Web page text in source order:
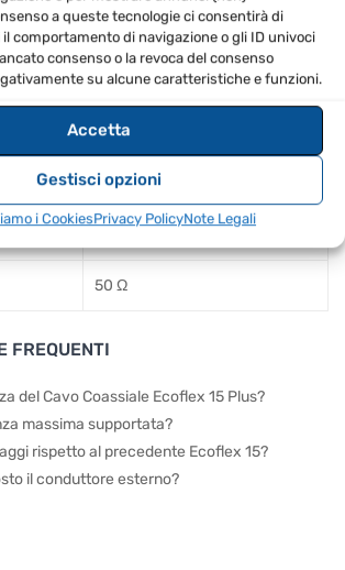
a queste tecnologie ci consentirà di
comportamento di navigazione o gli ID univoci
consenso o la revoca del consenso
su alcune caratteristiche e funzioni.
Accetta
Gestisci opzioni
i CookiesPrivacy PolicyNote Legali
7 fili di alluminio rivestiti in rame
Ω precisa e stabile
8 GHz
Due strati: lamina di rame e
50 Ω
FREQUENTI
del Cavo Coassiale Ecoflex 15 Plus?
massima supportata?
rispetto al precedente Ecoflex 15?
il conduttore esterno?